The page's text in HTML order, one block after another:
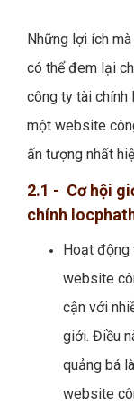
Những lợi ích
có thể đem lại
công ty tài chính
một website
ấn tượng nhất
2.1 - Cơ hội
chính
Hoạt động
website
cận với
giới. Điều
quảng bá
website